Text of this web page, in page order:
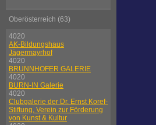
Oberösterreich (63)
4020
AK-Bildungshaus
Jägermayrhof
4020
BRUNNHOFER GALERIE
4020
BURN-IN Galerie
4020
Clubgalerie der Dr. Ernst Koref-
Stiftung, Verein zur Förderung
von Kunst & Kultur